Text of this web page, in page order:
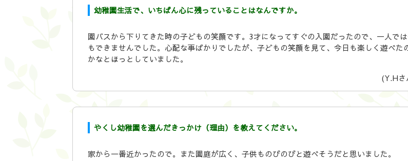
幼稚園生活で、いちばん心に残っていることはなんですか。
園バスから下りてきた時の子どもの笑顔です。3才になってすぐの入園だったので、一人で
もできませんでした。心配な事ばかりでしたが、子どもの笑顔を見て、今日も楽しく遊べた
かなとほっとしていました。
(Y.Hさ
やくし幼稚園を選んだきっかけ（理由）を教えてください。
家から一番近かったので。また園庭が広く、子供ものびのびと遊べそうだと思いました。